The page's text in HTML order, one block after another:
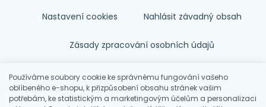
Nastavení cookies Nahlásit závadný obsah
Zásady zpracování osobních údajů
Souhlas se zpracováním osobních údajů
Obchodní podmínky
Používáme soubory cookie ke správnému fungování vašeho
oblíbeného e-shopu, k přizpůsobení obsahu stránek vašim
potřebám, ke statistickým a marketingovým účelům a personalizaci